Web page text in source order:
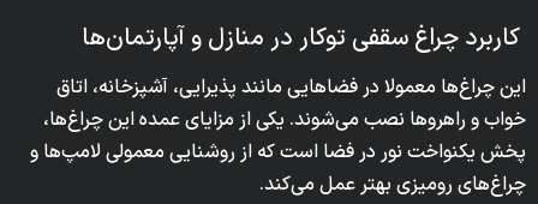
کاربرد چراغ سقفی توکار در منازل و آپارتمان‌ها
این چراغ‌ها معمولا در فضاهایی مانند پذیرایی، آشپزخانه، اتاق
خواب و راهروها نصب می‌شوند. یکی از مزایای عمده این چراغ‌ها،
پخش یکنواخت نور در فضا است که از روشنایی معمولی لامپ‌ها و
چراغ‌های رومیزی بهتر عمل می‌کند.